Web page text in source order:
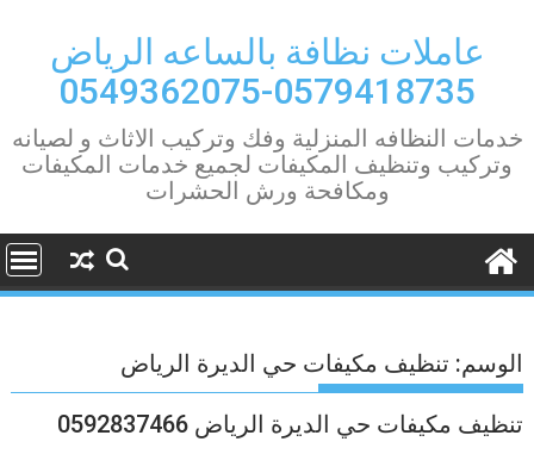
contentعاملات نظافة بالساعه الرياض
0579418735-0549362075
خدمات النظافه المنزلية وفك وتركيب الاثاث و لصيانه
وتركيب وتنظيف المكيفات لجميع خدمات المكيفات
ومكافحة ورش الحشرات
الوسم: تنظيف مكيفات حي الديرة الرياض
تنظيف مكيفات حي الديرة الرياض 0592837466